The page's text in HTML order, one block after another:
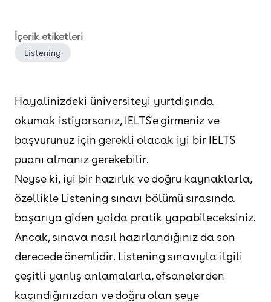
İçerik etiketleri
Listening
Hayalinizdeki üniversiteyi yurtdışında
okumak istiyorsanız, IELTS'e girmeniz ve
başvurunuz için gerekli olacak iyi bir IELTS
puanı almanız gerekebilir.
Neyse ki, iyi bir hazırlık ve doğru kaynaklarla,
özellikle Listening sınavı bölümü sırasında
başarıya giden yolda pratik yapabileceksiniz.
Ancak, sınava nasıl hazırlandığınız da son
derecede önemlidir. Listening sınavıyla ilgili
çeşitli yanlış anlamalarla, efsanelerden
kaçındığınızdan ve doğru olan şeye